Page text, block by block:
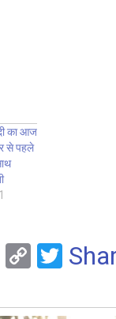
का आज
से पहले
M
s
C
py
T
tt